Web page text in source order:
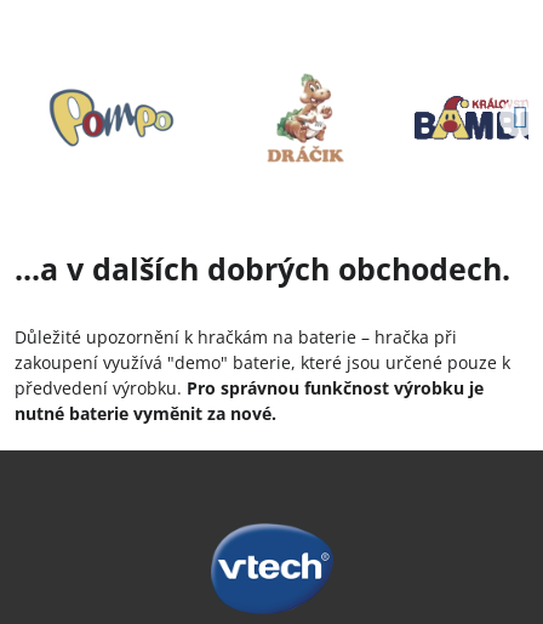
...a v dalších dobrých obchodech.
Důležité upozornění k hračkám na baterie – hračka při
zakoupení využívá "demo" baterie, které jsou určené pouze k
předvedení výrobku. Pro správnou funkčnost výrobku je
nutné baterie vyměnit za nové.